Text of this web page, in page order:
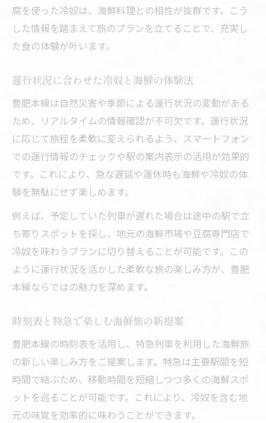
腐を使った冷奴は、海鮮料理との相性が抜群です。こう
した情報を踏まえて旅のプランを立てることで、充実し
た食の体験が叶います。
運行状況に合わせた冷奴と海鮮の体験法
豊肥本線は自然災害や季節による運行状況の変動がある
ため、リアルタイムの情報確認が不可欠です。運行状況
に応じて旅程を柔軟に変えられるよう、スマートフォン
での運行情報のチェックや駅の案内表示の活用が効果的
です。これにより、急な遅延や運休時も海鮮や冷奴の体
験を無駄にせず楽しめます。
例えば、予定していた列車が遅れた場合は途中の駅で立
ち寄りスポットを探し、地元の海鮮市場や豆腐専門店で
冷奴を味わうプランに切り替えることが可能です。この
ように運行状況を活かした柔軟な旅の楽しみ方が、豊肥
本線ならではの魅力を深めます。
時刻表と特急で楽しむ海鮮旅の新提案
豊肥本線の時刻表を活用し、特急列車を利用した海鮮旅
の新しい楽しみ方をご提案します。特急は主要駅間を短
時間で結ぶため、移動時間を短縮しつつ多くの海鮮スポ
ットを巡ることが可能です。これにより、冷奴を含む地
元の味覚を効率的に味わうことができます。